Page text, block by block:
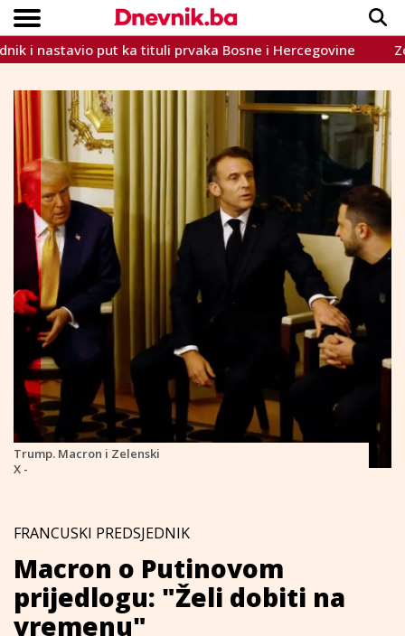
VIJESTI
SPORT
INTERVIEW
TEME
CRNA KRONIKA
LIFESTYLE
Copyright © Dnevnik.ba 2023.
put ka tituli prvaka Bosne i Hercegovine Zovko:
Trump. Macron i Zelenski
X -
FRANCUSKI PREDSJEDNIK
Macron o Putinovom
prijedlogu: "Želi dobiti na
vremenu"